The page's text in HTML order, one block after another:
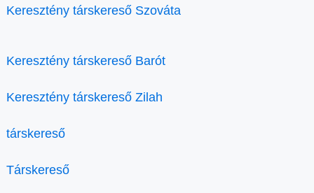
Keresztény társkereső Szováta
Keresztény társkereső Barót
Keresztény társkereső Zilah
társkereső
Társkereső